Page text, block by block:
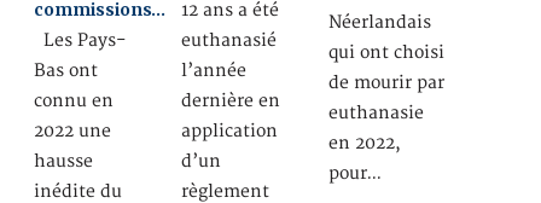
commissions…
Les Pays-
Bas ont
connu en
2022 une
hausse
inédite du
12 ans a été
euthanasié
l’année
dernière en
application
d’un
règlement
Néerlandais
qui ont choisi
de mourir par
euthanasie
en 2022,
pour…